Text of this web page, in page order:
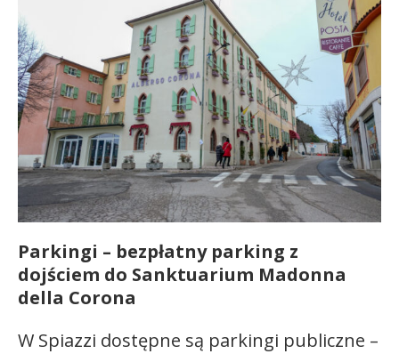
Parkingi – bezpłatny parking z
dojściem do Sanktuarium Madonna
della Corona
W Spiazzi dostępne są parkingi publiczne –